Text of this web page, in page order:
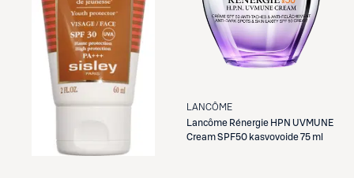
LANCÔME
Lancôme Rénergie HPN UVMUNE
Cream SPF50 kasvovoide 75 ml